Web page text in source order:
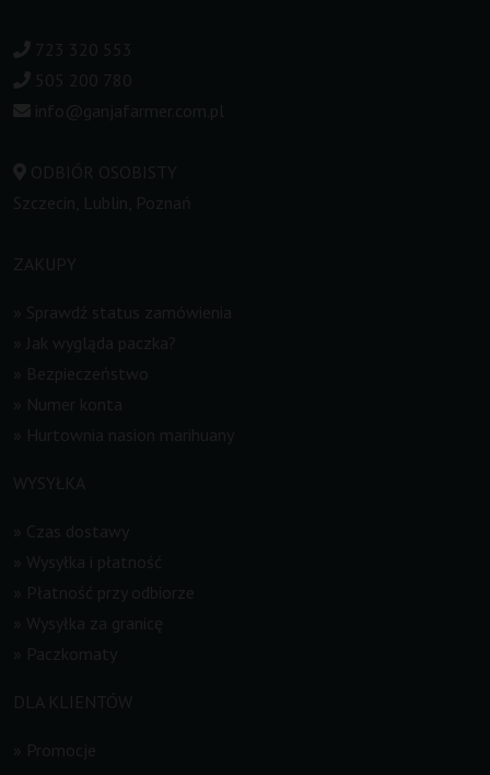
723 320 553
505 200 780
info@ganjafarmer.com.pl
ODBIÓR OSOBISTY
Szczecin, Lublin, Poznań
ZAKUPY
Sprawdź status zamówienia
Jak wygląda paczka?
Bezpieczeństwo
Numer konta
Hurtownia nasion marihuany
WYSYŁKA
Czas dostawy
Wysyłka i płatność
Płatność przy odbiorze
Wysyłka za granicę
Paczkomaty
DLA KLIENTÓW
Promocje